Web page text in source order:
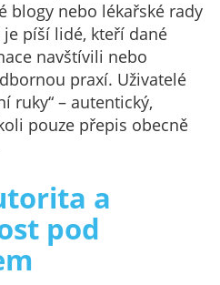
blogy nebo lékařské rady
píší lidé, kteří dané
navštívili nebo
praxí. Uživatelé
ruky“ – autentický,
pouze přepis obecně
a
pod